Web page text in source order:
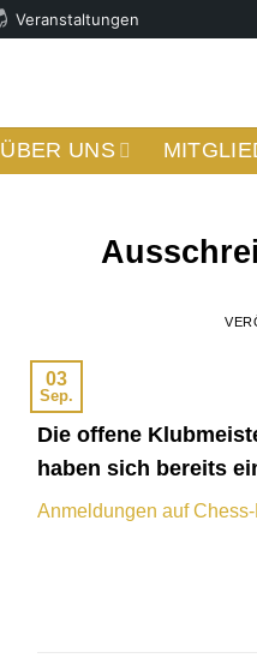
Veranstaltungen
ÜBER UNS
03
Sep.
Die offene
haben sich bereits
Anmeldungen auf